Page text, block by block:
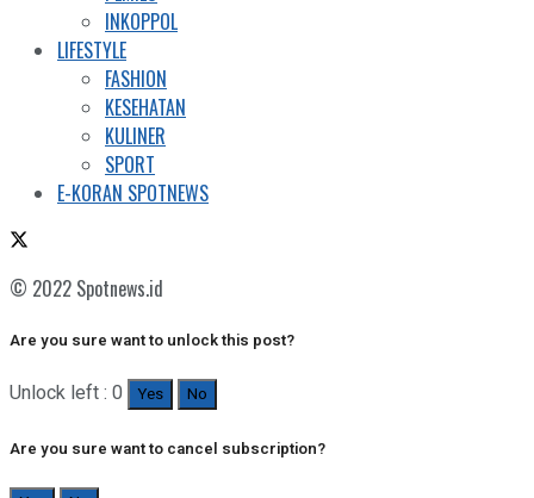
INKOPPOL
LIFESTYLE
FASHION
KESEHATAN
KULINER
SPORT
E-KORAN SPOTNEWS
© 2022 Spotnews.id
Are you sure want to unlock this post?
Unlock left : 0 Yes No
Are you sure want to cancel subscription?